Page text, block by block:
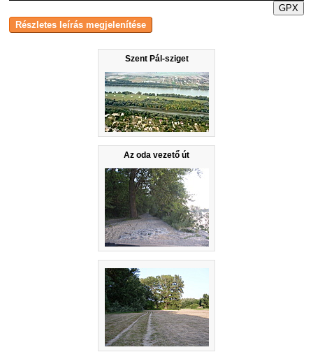
Szent Pál-sziget
Az oda vezető út
GPX